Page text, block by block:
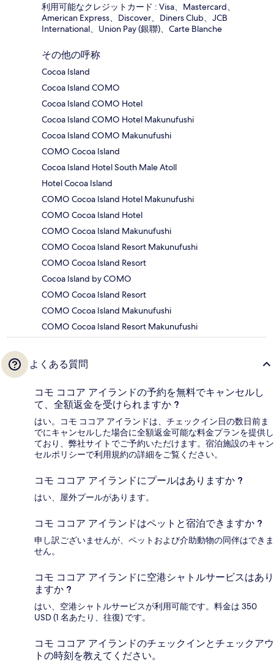
利用可能なクレジットカード : Visa、Mastercard、
American Express、Discover、Diners Club、JCB
International、Union Pay (銀聯)、Carte Blanche
その他の呼称
Cocoa Island
Cocoa Island COMO
Cocoa Island COMO Hotel
Cocoa Island COMO Hotel Makunufushi
Cocoa Island COMO Makunufushi
COMO Cocoa Island
Cocoa Island Hotel South Male Atoll
Hotel Cocoa Island
COMO Cocoa Island Hotel Makunufushi
COMO Cocoa Island Hotel
COMO Cocoa Island Makunufushi
COMO Cocoa Island Resort Makunufushi
COMO Cocoa Island Resort
Cocoa Island by COMO
COMO Cocoa Island Resort
COMO Cocoa Island Makunufushi
COMO Cocoa Island Resort Makunufushi
よくある質問
コモ ココア アイランドの予約を無料でキャンセルし
て、全額返金を受けられますか ?
はい。コモ ココア アイランドは、チェックイン日の数日前ま
でにキャンセルした場合に全額返金可能な料金プランを提供し
ており、弊社サイトでご予約いただけます。宿泊施設のキャン
セルポリシーで利用規約の詳細をご覧ください。
コモ ココア アイランドにプールはありますか ?
はい、屋外プールがあります。
コモ ココア アイランドはペットと宿泊できますか ?
申し訳ございませんが、ペットおよび介助動物の同伴はできま
せん。
コモ ココア アイランドに空港シャトルサービスはあり
ますか ?
はい、空港シャトルサービスが利用可能です。料金は 350
USD (1 名あたり、往復) です。
コモ ココア アイランドのチェックインとチェックアウ
トの時刻を教えてください。